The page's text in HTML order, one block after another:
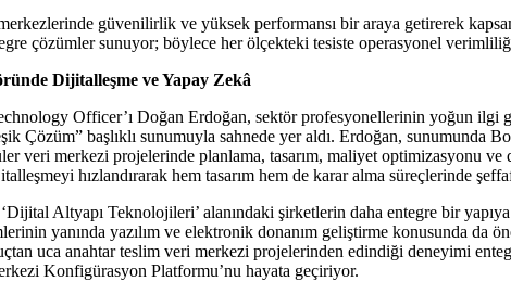
güvenilirlik ve yüksek performansı bir araya getirerek
çözümler sunuyor; böylece her ölçekteki tesiste operasyonel
Dijitalleşme ve Yapay Zekâ
Officer’ı Doğan Erdoğan, sektör profesyonellerinin yoğun
Çözüm” başlıklı sunumuyla sahnede yer aldı. Erdoğan, sunumunda
veri merkezi projelerinde planlama, tasarım, maliyet optimizasyonu
hızlandırarak hem tasarım hem de karar alma süreçlerinde
Altyapı Teknolojileri’ alanındaki şirketlerin daha entegre bir yapıya
yanında yazılım ve elektronik donanım geliştirme konusunda
uca anahtar teslim veri merkezi projelerinden edindiği deneyimi
Konfigürasyon Platformu’nu hayata geçiriyor.